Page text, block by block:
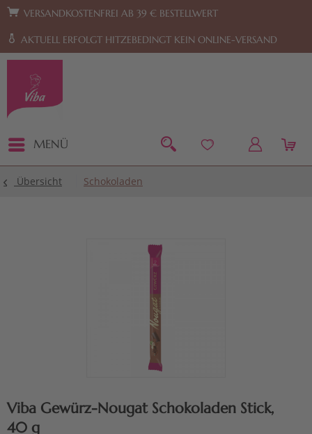
Zur Hauptnavigation springen Zum Footer springen
VERSANDKOSTENFREI AB 39 € BESTELLWERT
AKTUELL ERFOLGT HITZEBEDINGT KEIN ONLINE-VERSAND
MENÜ
Übersicht Schokoladen
Viba Gewürz-Nougat Schokoladen Stick,
40 g